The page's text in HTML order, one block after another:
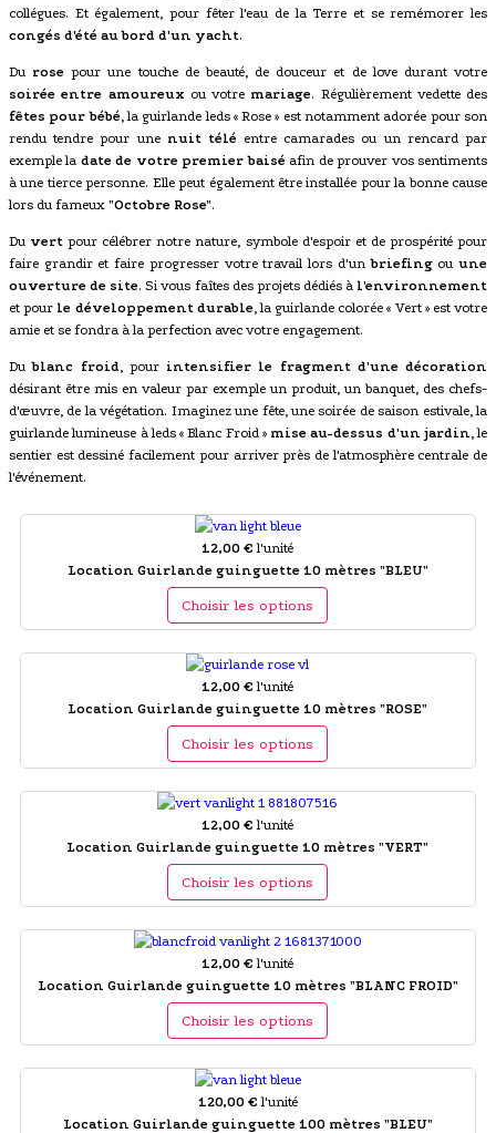
collégues. Et également, pour fêter l'eau de la Terre et se remémorer les
congés d'été au bord d'un yacht.
Du rose pour une touche de beauté, de douceur et de love durant votre
soirée entre amoureux ou votre mariage. Régulièrement vedette des
fêtes pour bébé, la guirlande leds « Rose » est notamment adorée pour son
rendu tendre pour une nuit téléentre camarades ou un rencard par
exemple la date de votre premier baiséafin de prouver vos sentiments
à une tierce personne. Elle peut également être installée pour la bonne cause
lors du fameux "Octobre Rose".
Du vert pour célébrer notre nature, symbole d'espoir et de prospérité pour
faire grandir et faire progresser votre travail lors d'unbriefingouune
ouverture de site. Si vous faîtes des projets dédiés à l'environnement
et pour le développement durable, la guirlande colorée « Vert » est votre
amie et se fondra à la perfection avec votre engagement.
Dublanc froid, pour intensifier le fragment d'une décoration
désirant être mis en valeur par exemple un produit, un banquet, des chefs-
d'œuvre, de la végétation. Imaginez une fête, une soirée de saison estivale, la
guirlande lumineuse à leds « Blanc Froid » mise au-dessus d'un jardin, le
sentier est dessiné facilement pour arriver près de l'atmosphère centrale de
l'événement.
12,00 € l'unité
Location Guirlande guinguette 10 mètres "BLEU"
Choisir les options
12,00 € l'unité
Location Guirlande guinguette 10 mètres "ROSE"
Choisir les options
12,00 € l'unité
Location Guirlande guinguette 10 mètres "VERT"
Choisir les options
12,00 € l'unité
Location Guirlande guinguette 10 mètres "BLANC FROID"
Choisir les options
120,00 € l'unité
Location Guirlande guinguette 100 mètres "BLEU"